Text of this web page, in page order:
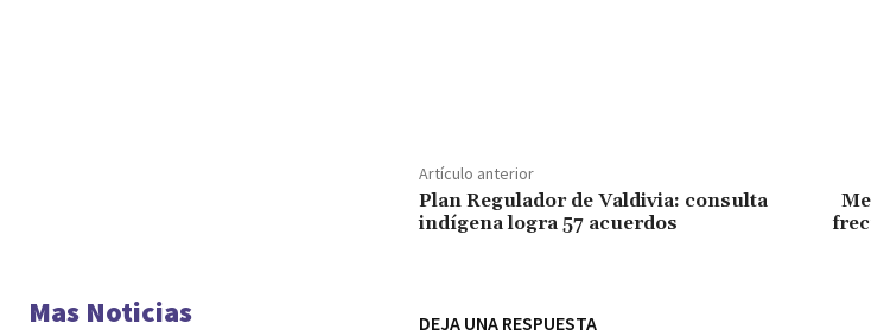
Artículo anterior
Plan Regulador de Valdivia: consulta
indígena logra 57 acuerdos
Mas Noticias DEJA UNA RESPUESTA